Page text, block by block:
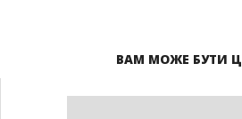
ВАМ МОЖЕ БУТИ